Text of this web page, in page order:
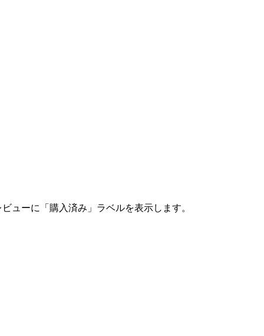
ューに「購入済み」ラベルを表示します。